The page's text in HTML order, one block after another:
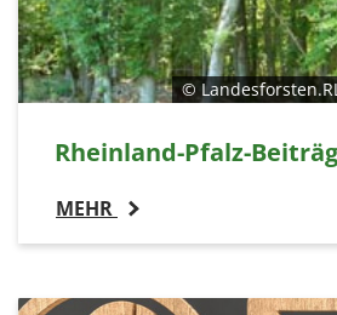
©
Rheinland-Pfalz-
MEHR